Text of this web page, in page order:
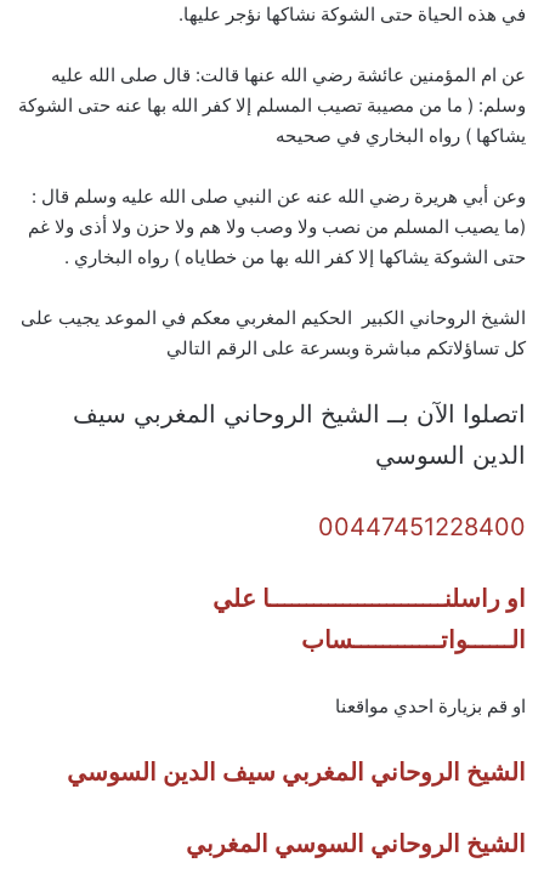
في هذه الحياة حتى الشوكة نشاكها نؤجر عليها.
عن ام المؤمنين عائشة رضي الله عنها قالت: قال صلى الله عليه
وسلم: ( ما من مصيبة تصيب المسلم إلا كفر الله بها عنه حتى الشوكة
يشاكها ) رواه البخاري في صحيحه
وعن أبي هريرة رضي الله عنه عن النبي صلى الله عليه وسلم قال :
(ما يصيب المسلم من نصب ولا وصب ولا هم ولا حزن ولا أذى ولا غم
حتى الشوكة يشاكها إلا كفر الله بها من خطاياه ) رواه البخاري .
الشيخ الروحاني الكبير الحكيم المغربي معكم في الموعد يجيب على
كل تساؤلاتكم مباشرة وبسرعة على الرقم التالي
اتصلوا الآن بــ الشيخ الروحاني المغربي سيف
الدين السوسي
00447451228400
او راسلنــــــــــــــــــــــــا علي
الــــــواتــــــــــــساب
او قم بزيارة احدي مواقعنا
الشيخ الروحاني المغربي سيف الدين السوسي
الشيخ الروحاني السوسي المغربي